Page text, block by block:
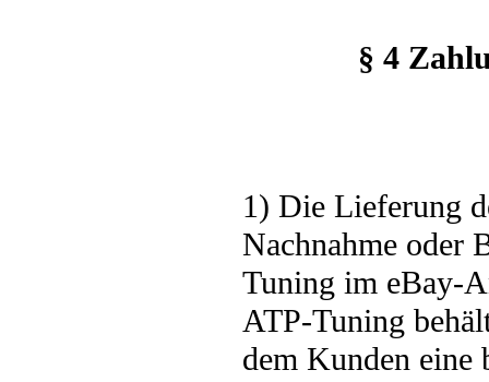
§ 4
1) Die Lieferung
Nachnahme oder
Tuning im eBay-
ATP-Tuning
dem Kunden eine